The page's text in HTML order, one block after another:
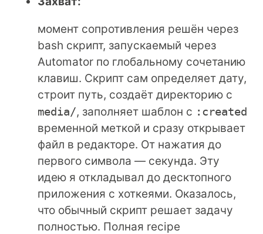
момент сопротивления решён через
bash скрипт, запускаемый через
Automator по глобальному сочетанию
клавиш. Скрипт сам определяет дату,
строит путь, создаёт директорию с
media/, заполняет шаблон с :created
временной меткой и сразу открывает
файл в редакторе. От нажатия до
первого символа — секунда. Эту
идею я откладывал до десктопного
приложения с хоткеями. Оказалось,
что обычный скрипт решает задачу
полностью. Полная recipe